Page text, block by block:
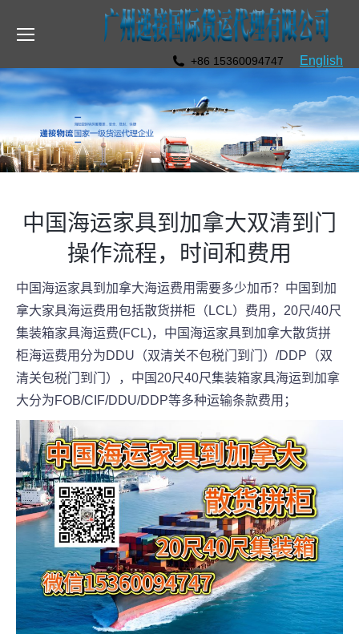
+86 15360094747 English
中国海运家具到加拿大双清到门
操作流程，时间和费用
中国海运家具到加拿大海运费用需要多少加币？中国到加
拿大家具海运费用包括散货拼柜（LCL）费用，20尺/40尺
集装箱家具海运费(FCL)，中国海运家具到加拿大散货拼
柜海运费用分为DDU（双清关不包税门到门）/DDP（双
清关包税门到门），中国20尺40尺集装箱家具海运到加拿
大分为FOB/CIF/DDU/DDP等多种运输条款费用；